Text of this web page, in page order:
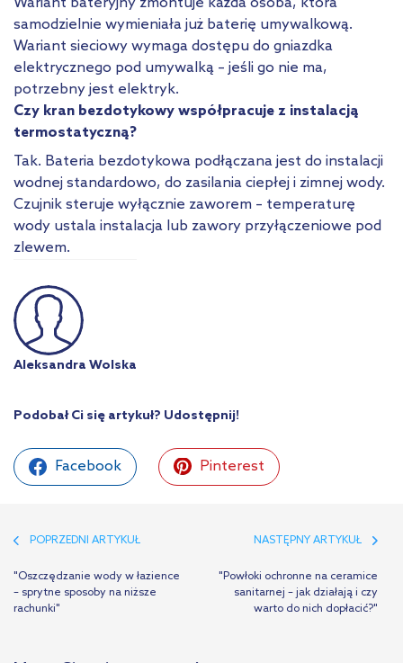
samodzielnie wymieniała już baterię umywalkową.
Wariant sieciowy wymaga dostępu do gniazdka
elektrycznego pod umywalką – jeśli go nie ma,
potrzebny jest elektryk.
Czy kran bezdotykowy współpracuje z instalacją
termostatyczną?
Tak. Bateria bezdotykowa podłączana jest do instalacji
wodnej standardowo, do zasilania ciepłej i zimnej wody.
Czujnik steruje wyłącznie zaworem – temperaturę
wody ustala instalacja lub zawory przyłączeniowe pod
zlewem.
Aleksandra Wolska
Podobał Ci się artykuł? Udostępnij!
Facebook Pinterest
POPRZEDNI ARTYKUŁ
"Oszczędzanie wody w łazience
– sprytne sposoby na niższe
rachunki"
NASTĘPNY ARTYKUŁ
"Powłoki ochronne na ceramice
sanitarnej – jak działają i czy
warto do nich dopłacić?"